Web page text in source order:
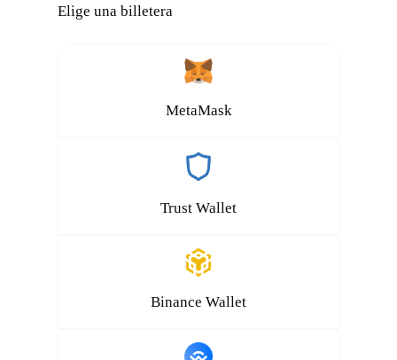
Elige una billetera
MetaMask
Trust Wallet
Binance Wallet